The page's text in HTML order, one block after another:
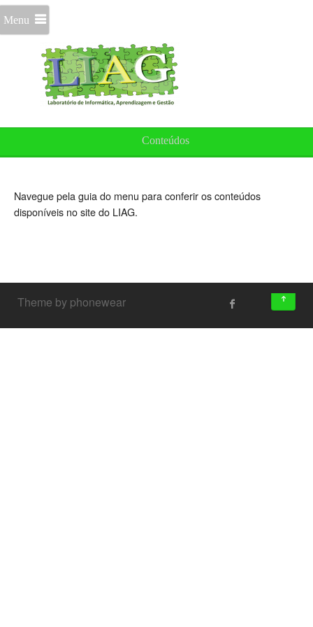
Menu
Conteúdos
Navegue pela guia do menu para conferir os conteúdos
disponíveis no site do LIAG.
Theme by phonewear
↑